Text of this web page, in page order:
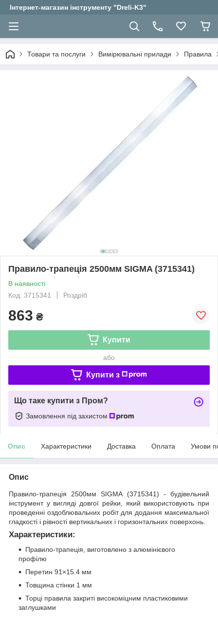
Інтернет-магазин інструменту "Dreli-K3"
Товари та послуги Вимірювальні прилади Правила
Правило-трапеція 2500мм SIGMA (3715341)
В наявності
Код: 3715341
Роздріб
863 ₴
Купити
або
Купити з
Що таке купити з Пром?
Замовлення під захистом
Опис Характеристики Доставка Оплата Умови
Опис
Правило-трапеція 2500мм SIGMA (3715341) - будівельний
інструмент у вигляді довгої рейки, який використовують при
проведенні оздоблювальних робіт для додання максимальної
гладкості і рівності вертикальних і горизонтальних поверхонь.
Характеристики:
Правило-трапеція, виготовлено з алюмінієвого
профілю
Перетин 91×15.4 мм
Товщина стінки 1 мм
Торці правила закриті високоміцним пластиковими
заглушками